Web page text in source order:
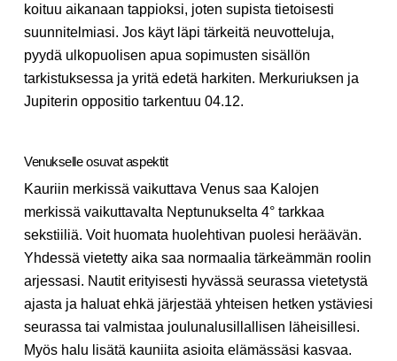
koituu aikanaan tappioksi, joten supista tietoisesti
suunnitelmiasi. Jos käyt läpi tärkeitä neuvotteluja,
pyydä ulkopuolisen apua sopimusten sisällön
tarkistuksessa ja yritä edetä harkiten. Merkuriuksen ja
Jupiterin oppositio tarkentuu 04.12.
Venukselle osuvat aspektit
Kauriin merkissä vaikuttava Venus saa Kalojen
merkissä vaikuttavalta Neptunukselta 4° tarkkaa
sekstiiliä. Voit huomata huolehtivan puolesi heräävän.
Yhdessä vietetty aika saa normaalia tärkeämmän roolin
arjessasi. Nautit erityisesti hyvässä seurassa vietetystä
ajasta ja haluat ehkä järjestää yhteisen hetken ystäviesi
seurassa tai valmistaa joulunalusillallisen läheisillesi.
Myös halu lisätä kauniita asioita elämässäsi kasvaa.